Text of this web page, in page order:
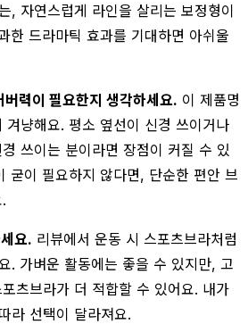
, 자연스럽게 라인을 살리는 보정형이
한 드라마틱 효과를 기대하면 아쉬울
버력이 필요한지 생각하세요. 이 제품명
겨냥해요. 평소 옆선이 신경 쓰이거나
쓰이는 분이라면 장점이 커질 수 있
굳이 필요하지 않다면, 단순한 편안 브
요. 리뷰에서 운동 시 스포츠브라처럼
. 가벼운 활동에는 좋을 수 있지만, 고
츠브라가 더 적합할 수 있어요. 내가
라 선택이 달라져요.